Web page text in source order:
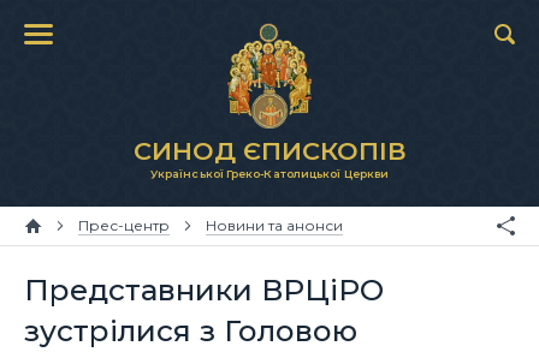
СИНОД ЄПИСКОПІВ
Української Греко-Католицької Церкви
Прес-центр Новини та анонси
Представники ВРЦіРО
зустрілися з Головою